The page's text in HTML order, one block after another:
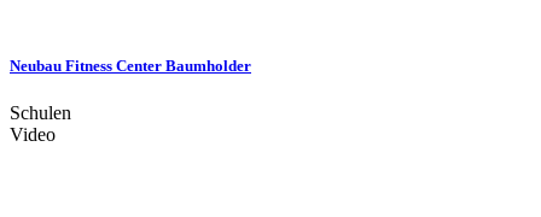
Neubau Fitness Center Baumholder
Schulen
Video